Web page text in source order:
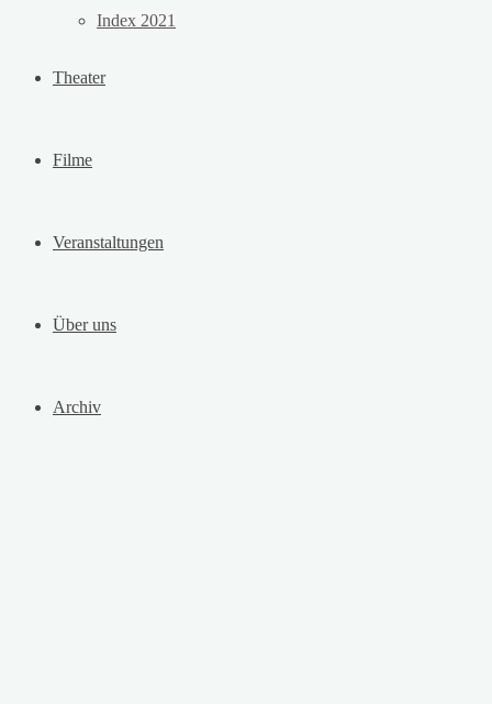
Index 2021
Theater
Filme
Veranstaltungen
Über uns
Archiv